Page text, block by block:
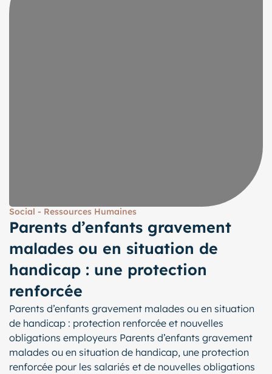
Social - Ressources Humaines
Parents d’enfants gravement
malades ou en situation de
handicap : une protection
renforcée
Parents d’enfants gravement malades ou en situation
de handicap : protection renforcée et nouvelles
obligations employeurs Parents d’enfants gravement
malades ou en situation de handicap, une protection
renforcée pour les salariés et de nouvelles obligations